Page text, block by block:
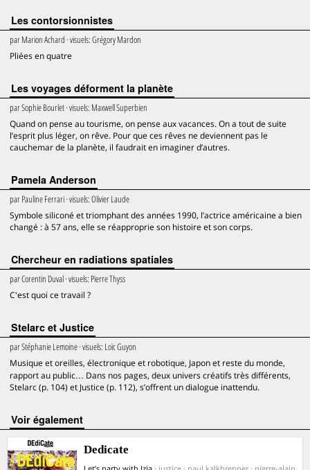
Les contorsionnistes
parMarion Achard · visuels:Grégory Mardon
Pliées en quatre
Les voyages déforment la planète
parSophie Bourlet· visuels: Maxwell Superbien
Quand on pense au tourisme, on pense aux vacances. On a tout de suite
l’esprit plus léger, on rêve. Pour que ces rêves ne deviennent pas le
cauchemar de la planète, il faudrait en imaginer d’autres.
Pamela Anderson
parPauline Ferrari· visuels:Olivier Laude
Symbole siliconé et triomphant des années 1990, l’actrice américaine a bien
changé : à 57 ans, elle se réapproprie son histoire et son corps.
Chercheur en radiations spatiales
parCorentin Duval· visuels: Pierre Thyss
C'est quoi ce travail ?
Stelarc et Justice
parStéphanie Lemoine· visuels: Loïc Guyon
Musique et oreilles, électronique et robotique, Japon et reste du monde,
rapport au public… Dans nos pages, deux univers créatifs très différents,
Stelarc (p. 104) et Justice (p. 112), s’offrent un dialogue inattendu.
voir également
Dedicate